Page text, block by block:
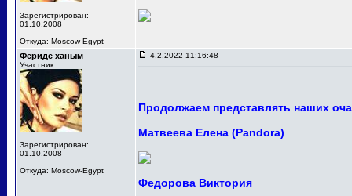
Зарегистрирован:
01.10.2008
Откуда: Moscow-Egypt
Фериде ханым
Участник
Зарегистрирован:
01.10.2008
Откуда: Moscow-Egypt
4.2.2022 11:16:48
Продолжаем представлять наших
Матвеева Елена (Pandora)
Федорова Виктория